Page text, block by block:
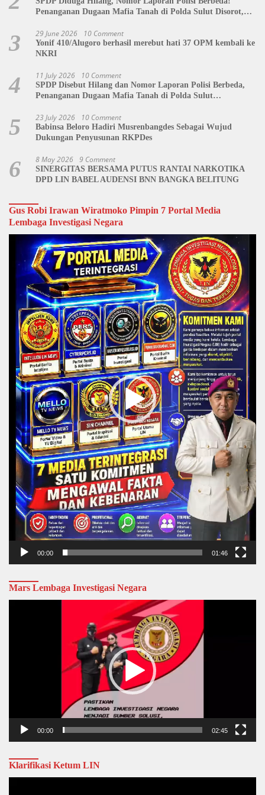
Penanganan Dugaan Mafia Tanah di Polda Sulut Disorot,
3 29 June 2026 10 Comment
Yonif 410/Alugoro berhasil merebut hati 37 OPM kembali ke
NKRI
4 11 July 2026 10 Comment
SPDP Disebut Hilang dan Nomor Laporan Polisi Berbeda,
Penanganan Dugaan Mafia Tanah di Polda Sulut
5 23 July 2026 10 Comment
Babinsa Beloro Hadiri Musrenbangdes Sebagai Wujud
Dukungan Penyusunan RKPDes
6 8 May 2026 9 Comment
SINERGITAS BERSAMA PUTUS RANTAI NARKOTIKA
DPD LIN BABEL AUDENSI BNN BANGKA BELITUNG
Gus Robi Irawan Wiratmoko Pimpin 7 Portal Media
Lembaga Investigasi Negara
Video
Player
00:00 01:46
Mars Lembaga Investigasi Negara
00:00 02:45
Klarifikasi Ketum LIN